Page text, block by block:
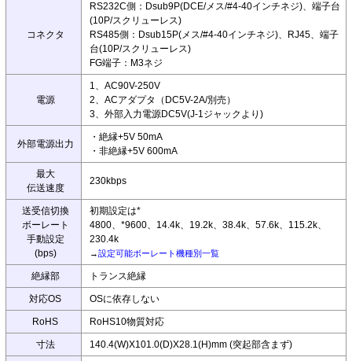
コネクタ
RS232C側：Dsub9P(DCE/メス/#4-40インチネジ)、端子台
(10P/スクリューレス)
RS485側：Dsub15P(メス/#4-40インチネジ)、RJ45、端子
台(10P/スクリューレス)
FG端子：M3ネジ
電源
1、AC90V-250V
2、ACアダプタ（DC5V-2A/別売）
3、外部入力電源DC5V(J-1ジャックより)
外部電源出力
・絶縁+5V 50mA
・非絶縁+5V 600mA
最大
伝送速度
230kbps
送受信切換
ボーレート
手動設定
(bps)
初期設定は*
4800、*9600、14.4k、19.2k、38.4k、57.6k、115.2k、
230.4k
→設定可能ボーレート機種別一覧
絶縁部 トランス絶縁
対応OS OSに依存しない
RoHS RoHS10物質対応
寸法 140.4(W)X101.0(D)X28.1(H)mm (突起部含まず)